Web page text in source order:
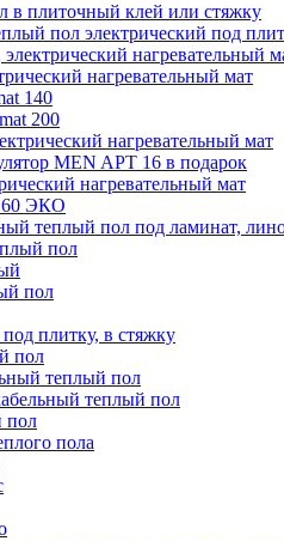
в плиточный клей или стяжку
пол электрический под
нагревательный
нагревательный мат
140
200
нагревательный мат
MEN APT 16 в подарок
нагревательный мат
ЭКО
теплый пол под ламинат,
пол
пол
плитку, в стяжку
пол
теплый пол
теплый пол
пол
пола